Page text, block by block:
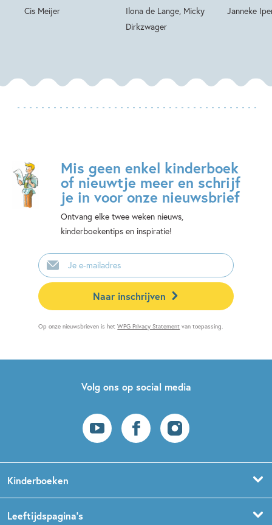
Cis Meijer
Ilona de Lange, Micky
Dirkzwager
Janneke
Mis geen enkel kinderboek
of nieuwtje meer en schrijf
je in voor onze nieuwsbrief
Ontvang elke twee weken nieuws,
kinderboekentips en inspiratie!
E-
mailadres
Naar inschrijven
Op onze nieuwsbrieven is hetWPG Privacy Statement van toepassing.
Volg ons op social media
Kinderboeken
Leeftijdspagina’s